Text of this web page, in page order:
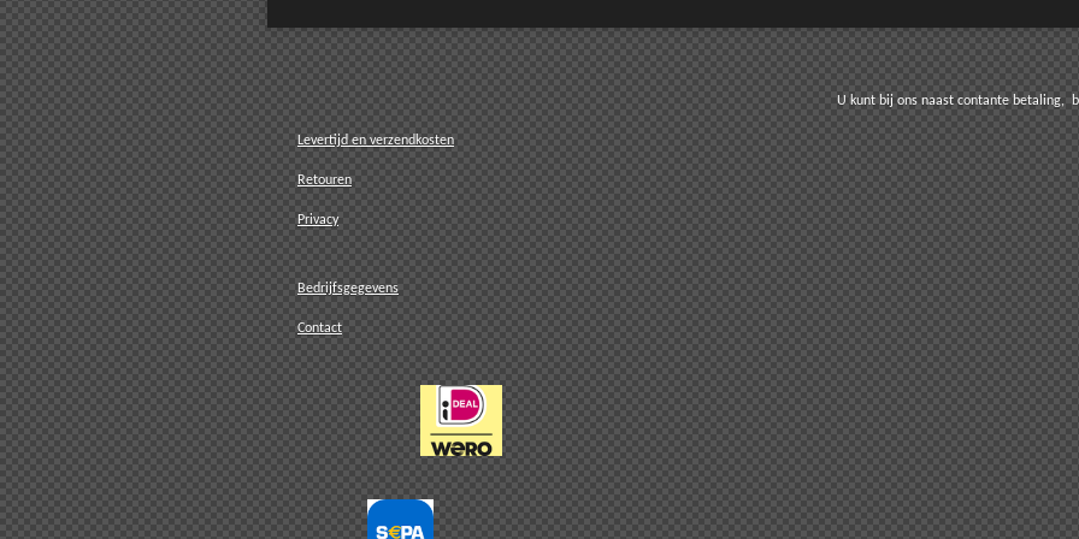
U kunt bij ons naast contante betaling,
Levertijd en verzendkosten
Retouren
Privacy
Bedrijfsgegevens
Contact